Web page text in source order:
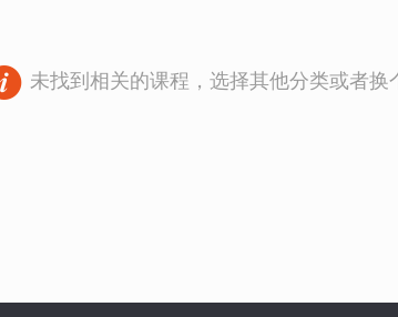
未找到相关的课程，选择其他分类或者换